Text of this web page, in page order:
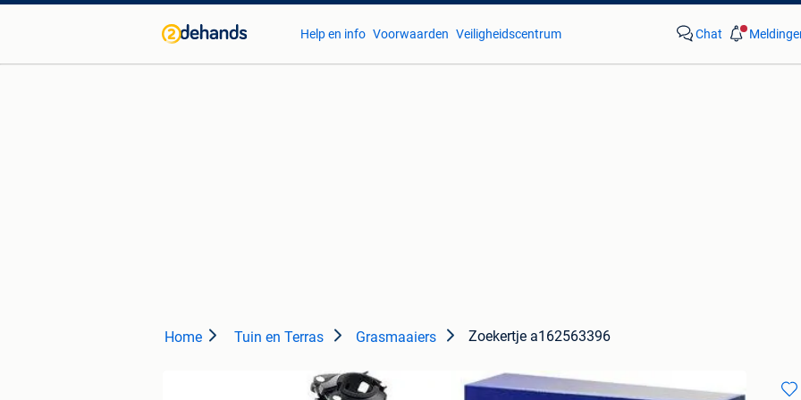
Help en info Voorwaarden Veiligheidscentrum Chat
Home Tuin en Terras Grasmaaiers Zoekertje a162563396